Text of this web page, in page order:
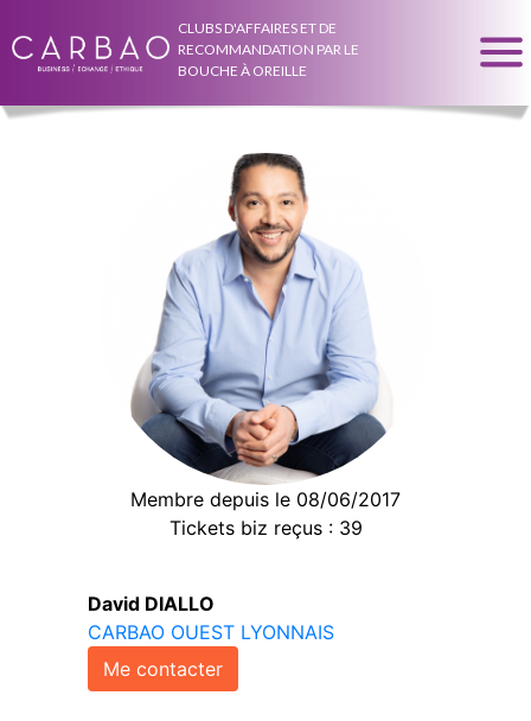
CLUBS D'AFFAIRES ET DE
RECOMMANDATION PAR LE
BOUCHE À OREILLE
Membre depuis le 08/06/2017
Tickets biz reçus : 39
David DIALLO
CARBAO OUEST LYONNAIS
Me contacter